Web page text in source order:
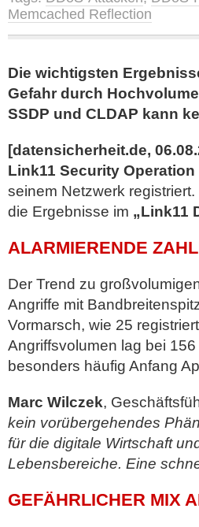
Memcached Reflection
Die wichtigsten
Gefahr durch
SSDP und CLDAP kann
[datensicherheit.de,
Link11 Security Operation
seinem Netzwerk
die Ergebnisse im „Link11
ALARMIERENDE
Der Trend zu
Angriffe mit
Vormarsch, wie 25
Angriffsvolumen lag bei
besonders häufig Anfang
Marc Wilczek,
kein vorübergehendes
für die digitale Wirtschaft
Lebensbereiche. Eine
GEFÄHRLICHER MIX